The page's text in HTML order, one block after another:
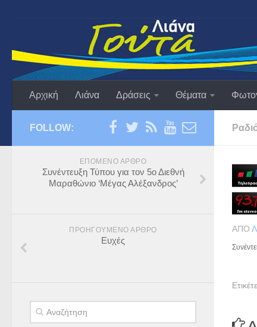
Αρχική Λιάνα Δράσεις Θέματα
ΑΠΌ
FOLLOW:
ΕΠΌΜΕΝΟ ΆΡΘΡΟ
Συνέντευξη Τύπου για τον 5ο Διεθνή
Μαραθώνιο ‘Μέγας Αλέξανδρος’
ΠΡΟΗΓΟΎΜΕΝΟ ΆΡΘΡΟ
Eυχές